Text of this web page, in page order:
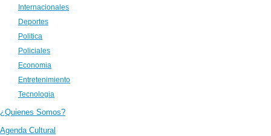
Internacionales
Deportes
Politica
Policiales
Economia
Entretenimiento
Tecnologia
¿Quienes Somos?
Agenda Cultural